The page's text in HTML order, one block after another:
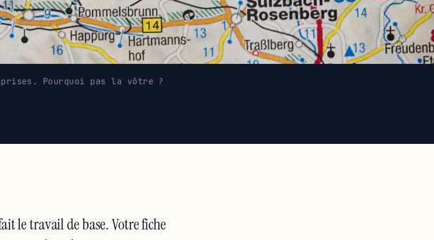
Pourquoi pas la vôtre ?
le travail de base. Votre fiche